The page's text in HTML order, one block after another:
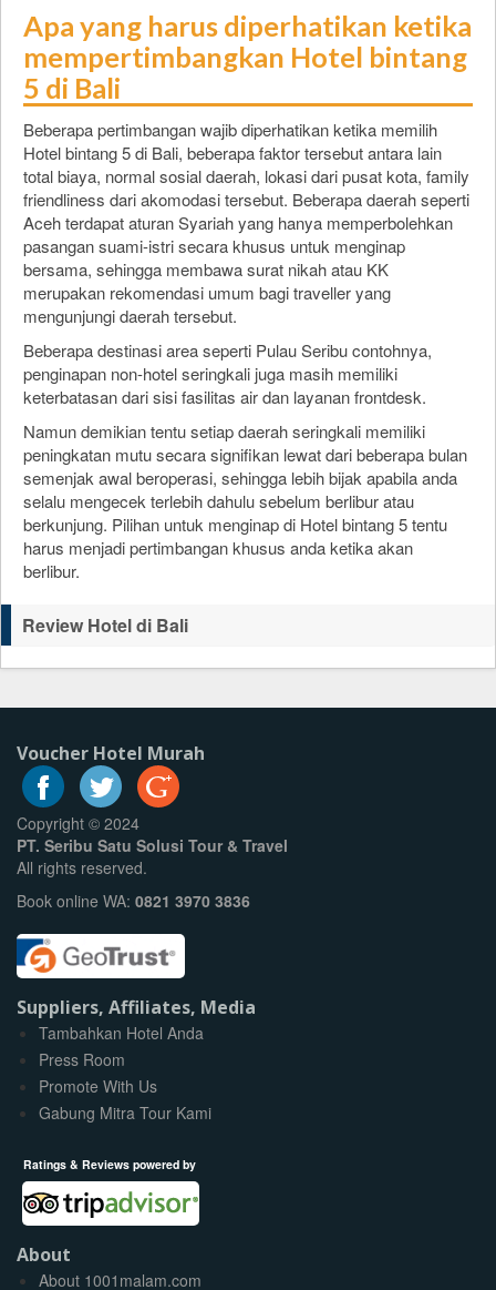
Apa yang harus diperhatikan ketika
mempertimbangkan Hotel bintang
5 di Bali
Beberapa pertimbangan wajib diperhatikan ketika memilih
Hotel bintang 5 di Bali, beberapa faktor tersebut antara lain
total biaya, normal sosial daerah, lokasi dari pusat kota, family
friendliness dari akomodasi tersebut. Beberapa daerah seperti
Aceh terdapat aturan Syariah yang hanya memperbolehkan
pasangan suami-istri secara khusus untuk menginap
bersama, sehingga membawa surat nikah atau KK
merupakan rekomendasi umum bagi traveller yang
mengunjungi daerah tersebut.
Beberapa destinasi area seperti Pulau Seribu contohnya,
penginapan non-hotel seringkali juga masih memiliki
keterbatasan dari sisi fasilitas air dan layanan frontdesk.
Namun demikian tentu setiap daerah seringkali memiliki
peningkatan mutu secara signifikan lewat dari beberapa bulan
semenjak awal beroperasi, sehingga lebih bijak apabila anda
selalu mengecek terlebih dahulu sebelum berlibur atau
berkunjung. Pilihan untuk menginap di Hotel bintang 5 tentu
harus menjadi pertimbangan khusus anda ketika akan
berlibur.
Review Hotel di Bali
Voucher Hotel Murah
Copyright © 2024
PT. Seribu Satu Solusi Tour & Travel
All rights reserved.
Book online WA: 0821 3970 3836
Suppliers, Affiliates, Media
Tambahkan Hotel Anda
Press Room
Promote With Us
Gabung Mitra Tour Kami
Ratings & Reviews powered by
About
About 1001malam.com